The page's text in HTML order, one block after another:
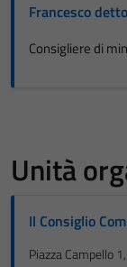
Francesco
Consigliere di
Unità
Il Consiglio
Piazza Campello